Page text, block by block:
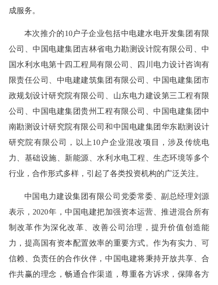
成服务。
本次推介的10户子企业包括中电建水电开发集团有限
公司、中国电建集团吉林省电力勘测设计院有限公司、中
国水利水电第十四工程局有限公司、四川电力设计咨询有
限责任公司、中电建建筑集团有限公司、中国电建集团市
政规划设计研究院有限公司、山东电力建设第三工程有限
公司、中国电建集团贵州工程有限公司、中国电建集团中
南勘测设计研究院有限公司和中国电建集团华东勘测设计
研究院有限公司，以上10户企业混改项目，涉及传统电
力、基础设施、新能源、水利水电工程、生态环境等多个
行业，合作形式多样，引起了各类投资机构的广泛关注。
中国电力建设集团有限公司党委常委、副总经理刘源
表示，2020年，中国电建把加强资本运营、推进混合所有
制改革作为深化改革、改善公司治理，提升价值创造能
力，提高国有资本配置效率的重要方式。作为有实力、可
信赖、负责任的合作伙伴，中国电建将秉持开放共享、合
作共赢的理念，畅通合作渠道，尊重各方诉求，保障各方